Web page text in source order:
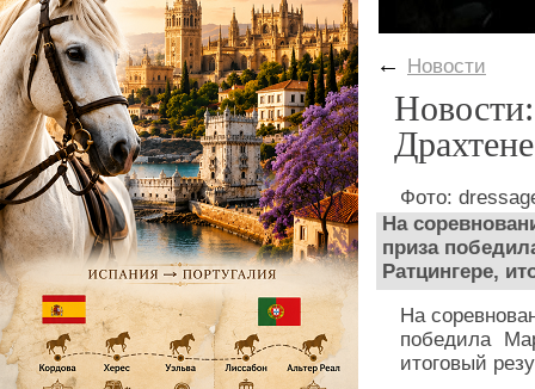
← Новости
Фото:
На
приза
Ратцингере,
На
победила
итоговый